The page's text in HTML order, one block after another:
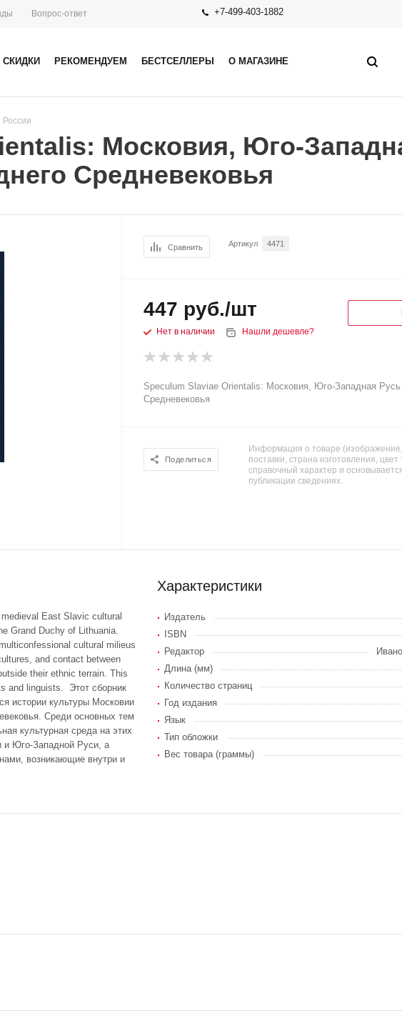
Вопрос-ответ +7-499-403-1882
СКИДКИ РЕКОМЕНДУЕМ БЕСТСЕЛЛЕРЫ О МАГАЗИНЕ
России
Московия, Юго-
Средневековья
Сравнить Артикул 4471
447 руб./шт
Нет в наличии Нашли дешевле?
Speculum Slaviae Orientalis: Московия, Юго-Западная Русь
Средневековья
Поделиться
Информация о товаре
поставки, страна изготовления, цвет
справочный характер и
публикации сведениях.
East Slavic cultural
Grand Duchy of Lithuania.
cultural milieus
and contact between
their ethnic terrain. This
and linguists. Этот сборник
истории культуры Московии
Среди основных тем
культурная среда на этих
и Юго-Западной Руси, а
возникающие внутри и
Характеристики
Издатель
ISBN
Редактор
Длина (мм)
Количество страниц
Год издания
Язык
Тип обложки
Вес товара (граммы)